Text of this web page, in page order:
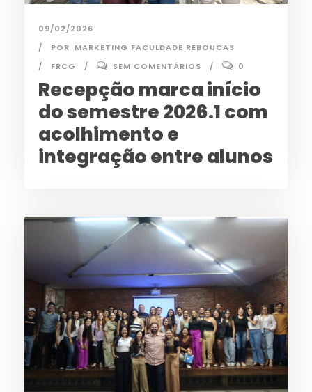
09/02/2026
POR MARKETING FACULDADE REBOUCAS
FRCG
SEM COMENTÁRIOS 0
Recepção marca início
do semestre 2026.1 com
acolhimento e
integração entre alunos